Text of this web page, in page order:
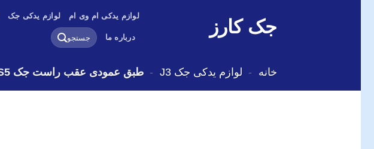
جک کارز
لوازم یدکی ام وی ام لوازم یدکی جک
درباره ما
جستجو
برای:
خانه - لوازم یدکی جک J3 - طبق عمودی عقب راست جک S5